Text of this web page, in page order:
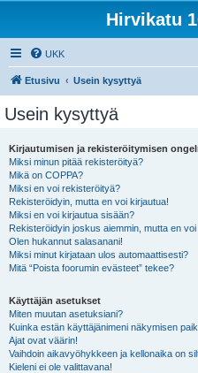
Hirvikatu
UKK
Etusivu Usein kysyttyä
Usein kysyttyä
Kirjautumisen ja rekisteröitymisen
Miksi minun pitää rekisteröityä?
Mikä on COPPA?
Miksi en voi rekisteröityä?
Rekisteröidyin, mutta en voi kirjautua!
Miksi en voi kirjautua sisään?
Rekisteröidyin joskus aiemmin, mutta en
Olen hukannut salasanani!
Miksi minut kirjataan ulos automaattisesti?
Mitä “Poista foorumin evästeet” tekee?
Käyttäjän asetukset
Miten muutan asetuksiani?
Kuinka estän käyttäjänimeni näkymisen
Ajat ovat väärin!
Vaihdoin aikavyöhykkeen ja kellonaika on
Kieleni ei ole valittavana!